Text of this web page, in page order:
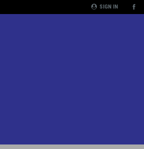
SIGN IN